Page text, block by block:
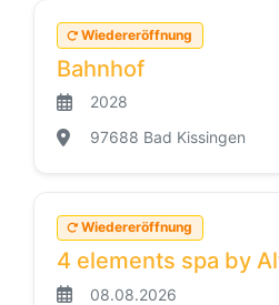
Wiedereröffnung
Bahnhof
2028
97688 Bad Kissingen
Wiedereröffnung
4 elements spa by
08.08.2026